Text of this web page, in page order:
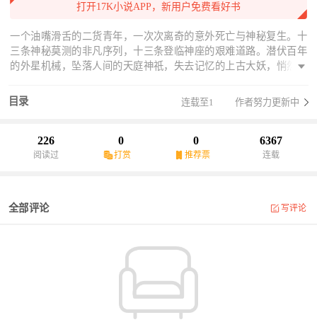
打开17K小说APP，新用户免费看好书
一个油嘴滑舌的二货青年，一次次离奇的意外死亡与神秘复生。十
三条神秘莫测的非凡序列，十三条登临神座的艰难道路。潜伏百年
的外星机械，坠落人间的天庭神祇，失去记忆的上古大妖，悄然苏
个只存在于传说中的神话生灵苏醒于二十一世纪的地球上，怀着各
自的目的，聚集在他身边。梦境中与佛祖论道……取经路上与玄奘
看二货青年如何带领他们经历重重神秘又搞笑的离奇冒险，揭开十
三条序列的谜团，重登神位……
目录 连载至1 作者努力更新中
226
阅读过
0
打赏
0
推荐票
6367
连载
全部评论 写评论